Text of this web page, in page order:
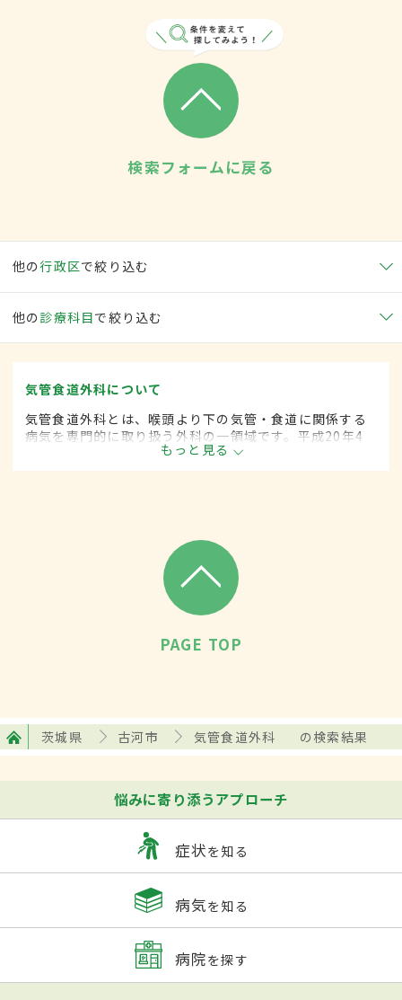
検索フォームに戻る
他の行政区で絞り込む
他の 診療科目で絞り込む
気管食道外科について
気管食道外科とは、喉頭より下の気管・食道に関係する
病気を専門的に取り扱う外科の一領域です。平成20年4
月の制度改正前は、気管食道科と呼ばれていました。
もっと見る
PAGE TOP
茨城県 古河市 気管食道外科 の検索結果
悩みに寄り添うアプローチ
症状を知る
病気を知る
病院を探す